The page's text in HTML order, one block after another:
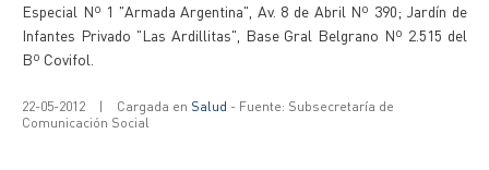
Especial Nº 1 "Armada Argentina", Av. 8 de Abril Nº 390; Jardín de
Infantes Privado "Las Ardillitas", Base Gral Belgrano Nº 2.515 del
Bº Covifol.
22-05-2012 | Cargada en Salud - Fuente: Subsecretaría de
Comunicación Social